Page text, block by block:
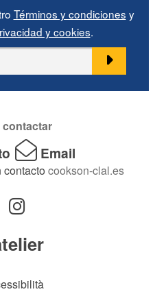
Términos y condiciones y
y cookies.
contactar
Email
contacto cookson-clal.es